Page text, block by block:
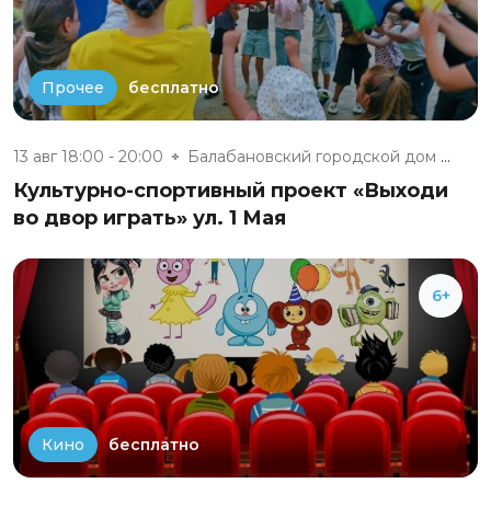
Прочее бесплатно
13 авг 18:00 - 20:00 Балабановский городской дом ку...
Культурно-спортивный проект «Выходи
во двор играть» ул. 1 Мая
6+
Кино бесплатно